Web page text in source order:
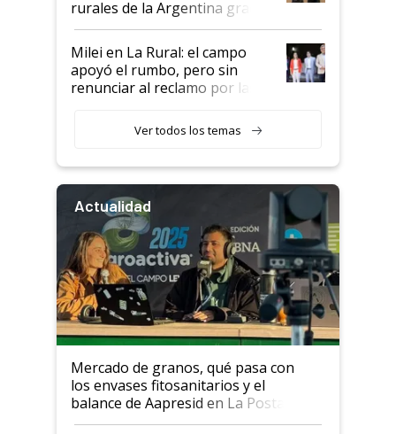
rurales de la Argentina gracias
a un acuerdo con Starlink
Milei en La Rural: el campo
apoyó el rumbo, pero sin
renunciar al reclamo por las
Ver todos los temas
Actualidad
Mercado de granos, qué pasa con
los envases fitosanitarios y el
balance de Aapresid en La Posta